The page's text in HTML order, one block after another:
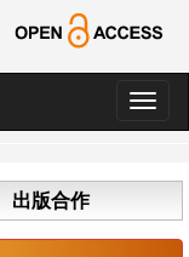
切
换
航
出版合作